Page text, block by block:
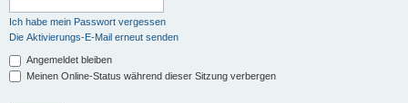
Ich habe mein Passwort vergessen
Die Aktivierungs-E-Mail erneut senden
Angemeldet bleiben
Meinen Online-Status während dieser Sitzung verbergen